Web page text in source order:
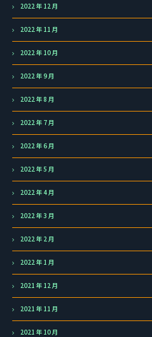
2022 年 12 月
2022 年 11 月
2022 年 10 月
2022 年 9 月
2022 年 8 月
2022 年 7 月
2022 年 6 月
2022 年 5 月
2022 年 4 月
2022 年 3 月
2022 年 2 月
2022 年 1 月
2021 年 12 月
2021 年 11 月
2021 年 10 月